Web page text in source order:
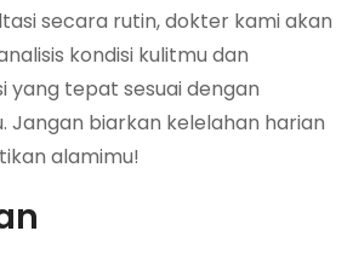
secara rutin, dokter kami akan
kondisi kulitmu dan
yang tepat sesuai dengan
Jangan biarkan kelelahan harian
alamimu!